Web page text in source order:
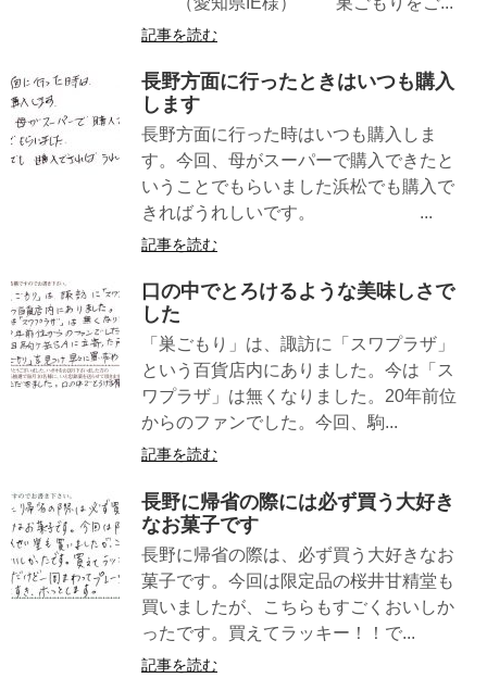
記事を読む
長野方面に行ったときはいつも購入
します
長野方面に行った時はいつも購入しま
す。今回、母がスーパーで購入できたと
いうことでもらいました浜松でも購入で
きればうれしいです。 ...
記事を読む
口の中でとろけるような美味しさで
した
「巣ごもり」は、諏訪に「スワプラザ」
という百貨店内にありました。今は「ス
ワプラザ」は無くなりました。20年前位
からのファンでした。今回、駒...
記事を読む
長野に帰省の際には必ず買う大好き
なお菓子です
長野に帰省の際は、必ず買う大好きなお
菓子です。今回は限定品の桜井甘精堂も
買いましたが、こちらもすごくおいしか
ったです。買えてラッキー！！で...
記事を読む